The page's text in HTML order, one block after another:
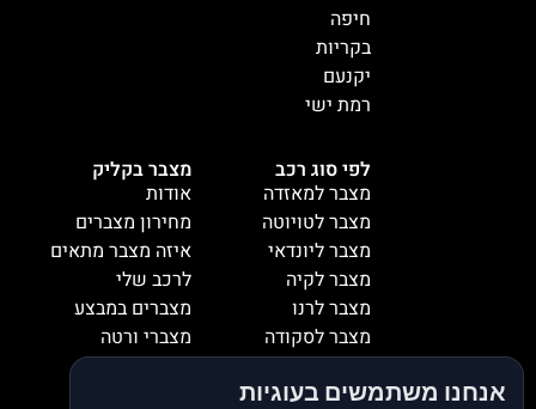
מצבר בקליק
אודות
מחירון מצברים
איזה מצבר מתאים
לרכב שלי
מצברים במבצע
מצברי ורטה
מצברי שנפ
לפי סוג רכב
מצבר למאזדה
מצבר לטויוטה
מצבר ליונדאי
מצבר לקיה
מצבר לרנו
מצבר לסקודה
מצבר למיציבושי
מצבר לסובארו
חיפה
בקריות
יקנעם
רמת ישי
אנחנו משתמשים בעוגיות